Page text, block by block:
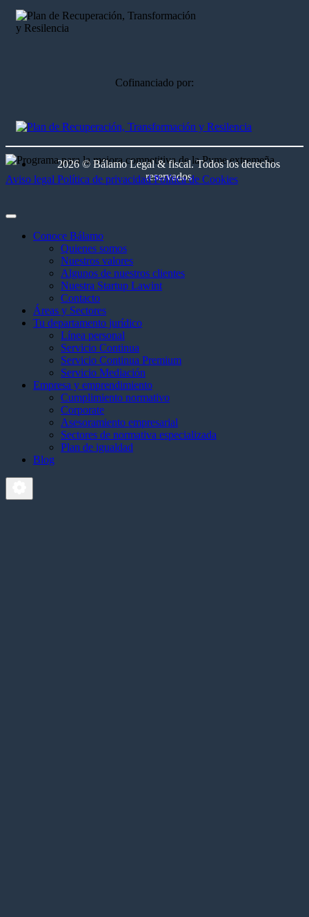
Cofinanciado por:
2026 © Bálamo Legal & fiscal. Todos los derechos
reservados
Aviso legal Política de privacidad Política de Cookies
Conoce Bálamo
Quienes somos
Nuestros valores
Algunos de nuestros clientes
Nuestra Startup Lawint
Contacto
Áreas y Sectores
Tu departamento jurídico
Línea personal
Servicio Continua
Servicio Continua Premium
Servicio Mediación
Empresa y emprendimiento
Cumplimiento normativo
Corporate
Asesoramiento empresarial
Sectores de normativa especializada
Plan de igualdad
Blog